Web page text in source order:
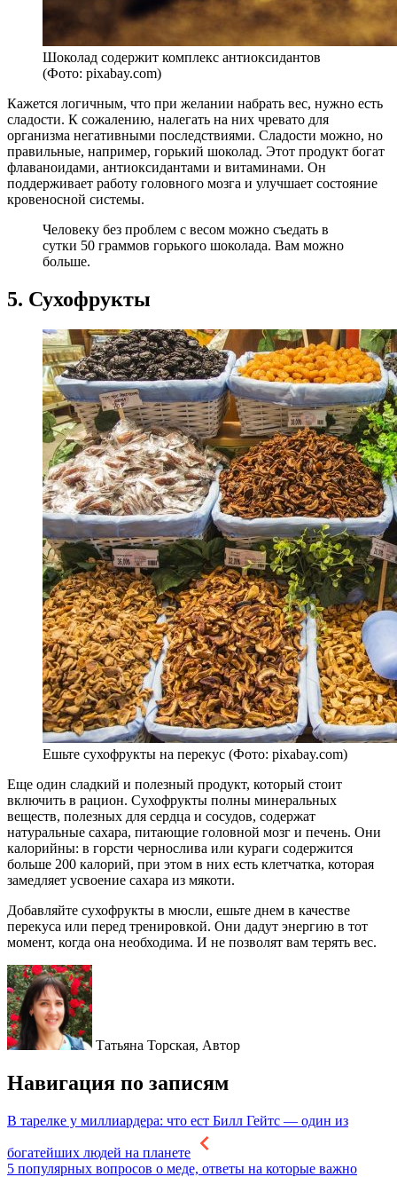
Шоколад содержит комплекс антиоксидантов
(Фото: pixabay.com)
Кажется логичным, что при желании набрать вес, нужно есть
сладости. К сожалению, налегать на них чревато для
организма негативными последствиями. Сладости можно, но
правильные, например, горький шоколад. Этот продукт богат
флаваноидами, антиоксидантами и витаминами. Он
поддерживает работу головного мозга и улучшает состояние
кровеносной системы.
Человеку без проблем с весом можно съедать в
сутки 50 граммов горького шоколада. Вам можно
больше.
5. Сухофрукты
Ешьте сухофрукты на перекус (Фото: pixabay.com)
Еще один сладкий и полезный продукт, который стоит
включить в рацион. Сухофрукты полны минеральных
веществ, полезных для сердца и сосудов, содержат
натуральные сахара, питающие головной мозг и печень. Они
калорийны: в горсти чернослива или кураги содержится
больше 200 калорий, при этом в них есть клетчатка, которая
замедляет усвоение сахара из мякоти.
Добавляйте сухофрукты в мюсли, ешьте днем в качестве
перекуса или перед тренировкой. Они дадут энергию в тот
момент, когда она необходима. И не позволят вам терять вес.
Татьяна Торская, Автор
Навигация по записям
В тарелке у миллиардера: что ест Билл Гейтс — один из
богатейших людей на планете
5 популярных вопросов о меде, ответы на которые важно